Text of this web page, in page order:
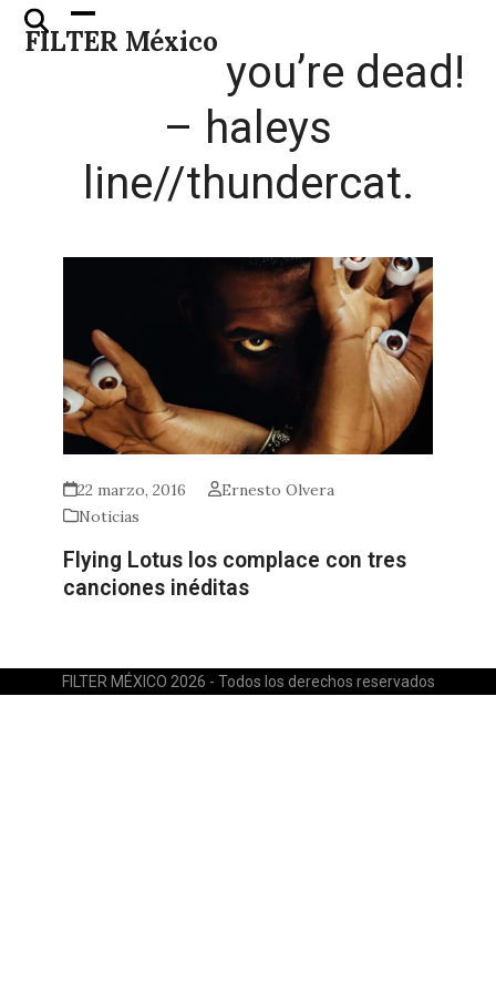
Skip
FILTER México
Open
mobile
Close
mobile
you’re dead!
– haleys
line//thundercat.
22 marzo, 2016
Ernesto Olvera
Noticias
Flying Lotus los complace con tres
canciones inéditas
FILTER MÉXICO 2026 - Todos los derechos reservados